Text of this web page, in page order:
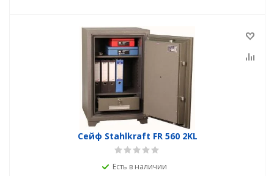
Сейф Stahlkraft FR 560 2KL
Есть в наличии